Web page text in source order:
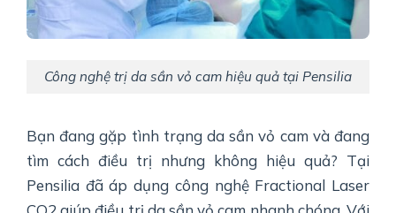
Công nghệ trị da sần vỏ cam hiệu quả tại Pensilia
Bạn đang gặp tình trạng da sần vỏ cam và đang
tìm cách điều trị nhưng không hiệu quả? Tại
Pensilia đã áp dụng công nghệ Fractional Laser